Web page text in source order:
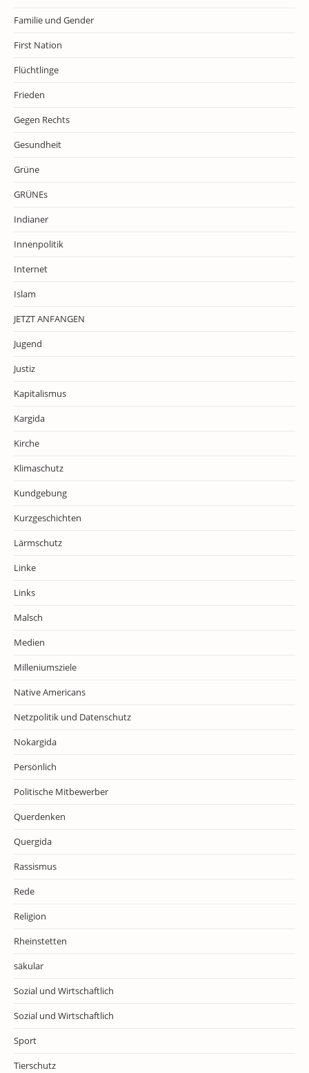
Familie und Gender
First Nation
Flüchtlinge
Frieden
Gegen Rechts
Gesundheit
Grüne
GRÜNEs
Indianer
Innenpolitik
Internet
Islam
JETZT ANFANGEN
Jugend
Justiz
Kapitalismus
Kargida
Kirche
Klimaschutz
Kundgebung
Kurzgeschichten
Lärmschutz
Linke
Links
Malsch
Medien
Milleniumsziele
Native Americans
Netzpolitik und Datenschutz
Nokargida
Persönlich
Politische Mitbewerber
Querdenken
Quergida
Rassismus
Rede
Religion
Rheinstetten
säkular
Sozial und Wirtschaftlich
Sozial und Wirtschaftlich
Sport
Tierschutz